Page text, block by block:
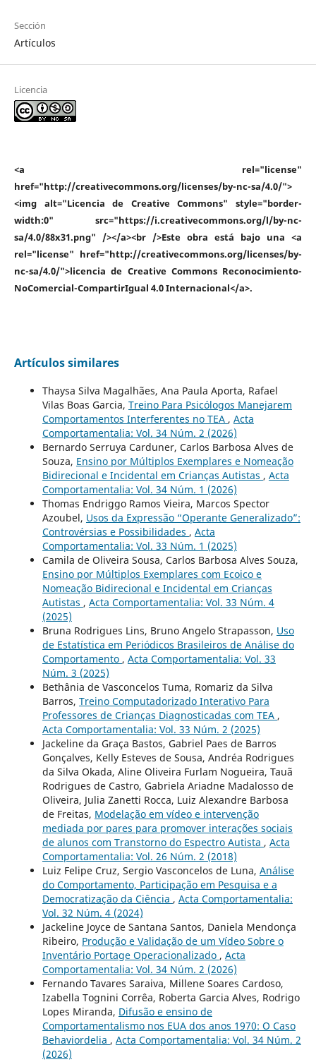
Sección
Artículos
Licencia
<a rel="license"
href="http://creativecommons.org/licenses/by-nc-sa/4.0/">
<img alt="Licencia de Creative Commons" style="border-
width:0" src="https://i.creativecommons.org/l/by-nc-
sa/4.0/88x31.png" /></a><br />Este obra está bajo una <a
rel="license" href="http://creativecommons.org/licenses/by-
nc-sa/4.0/">licencia de Creative Commons Reconocimiento-
NoComercial-CompartirIgual 4.0 Internacional</a>.
Artículos similares
Thaysa Silva Magalhães, Ana Paula Aporta, Rafael
Vilas Boas Garcia, Treino Para Psicólogos Manejarem
Comportamentos Interferentes no TEA , Acta
Comportamentalia: Vol. 34 Núm. 2 (2026)
Bernardo Serruya Carduner, Carlos Barbosa Alves de
Souza, Ensino por Múltiplos Exemplares e Nomeação
Bidirecional e Incidental em Crianças Autistas , Acta
Comportamentalia: Vol. 34 Núm. 1 (2026)
Thomas Endriggo Ramos Vieira, Marcos Spector
Azoubel, Usos da Expressão “Operante Generalizado”:
Controvérsias e Possibilidades , Acta
Comportamentalia: Vol. 33 Núm. 1 (2025)
Camila de Oliveira Sousa, Carlos Barbosa Alves Souza,
Ensino por Múltiplos Exemplares com Ecoico e
Nomeação Bidirecional e Incidental em Crianças
Autistas , Acta Comportamentalia: Vol. 33 Núm. 4
(2025)
Bruna Rodrigues Lins, Bruno Angelo Strapasson, Uso
de Estatística em Periódicos Brasileiros de Análise do
Comportamento , Acta Comportamentalia: Vol. 33
Núm. 3 (2025)
Bethânia de Vasconcelos Tuma, Romariz da Silva
Barros, Treino Computadorizado Interativo Para
Professores de Crianças Diagnosticadas com TEA ,
Acta Comportamentalia: Vol. 33 Núm. 2 (2025)
Jackeline da Graça Bastos, Gabriel Paes de Barros
Gonçalves, Kelly Esteves de Sousa, Andréa Rodrigues
da Silva Okada, Aline Oliveira Furlam Nogueira, Tauã
Rodrigues de Castro, Gabriela Ariadne Madalosso de
Oliveira, Julia Zanetti Rocca, Luiz Alexandre Barbosa
de Freitas, Modelação em vídeo e intervenção
mediada por pares para promover interações sociais
de alunos com Transtorno do Espectro Autista , Acta
Comportamentalia: Vol. 26 Núm. 2 (2018)
Luiz Felipe Cruz, Sergio Vasconcelos de Luna, Análise
do Comportamento, Participação em Pesquisa e a
Democratização da Ciência , Acta Comportamentalia:
Vol. 32 Núm. 4 (2024)
Jackeline Joyce de Santana Santos, Daniela Mendonça
Ribeiro, Produção e Validação de um Vídeo Sobre o
Inventário Portage Operacionalizado , Acta
Comportamentalia: Vol. 34 Núm. 2 (2026)
Fernando Tavares Saraiva, Millene Soares Cardoso,
Izabella Tognini Corrêa, Roberta Garcia Alves, Rodrigo
Lopes Miranda, Difusão e ensino de
Comportamentalismo nos EUA dos anos 1970: O Caso
Behaviordelia , Acta Comportamentalia: Vol. 34 Núm. 2
(2026)